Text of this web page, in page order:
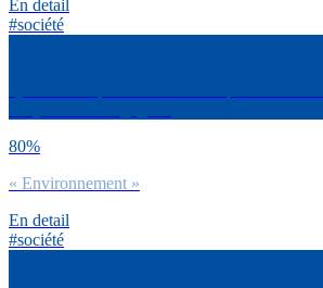
En detail
#société
80%
« Environnement »
En detail
#société